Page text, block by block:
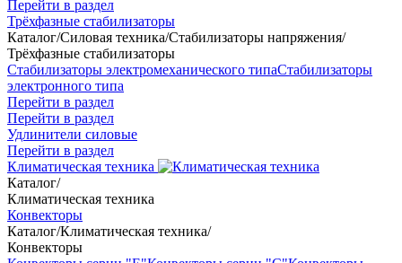
Перейти в раздел
Трёхфазные стабилизаторы
Каталог/Силовая техника/Стабилизаторы напряжения/
Трёхфазные стабилизаторы
Стабилизаторы электромеханического типаСтабилизаторы
электронного типа
Перейти в раздел
Перейти в раздел
Удлинители силовые
Перейти в раздел
Климатическая техника
Каталог/
Климатическая техника
Конвекторы
Каталог/Климатическая техника/
Конвекторы